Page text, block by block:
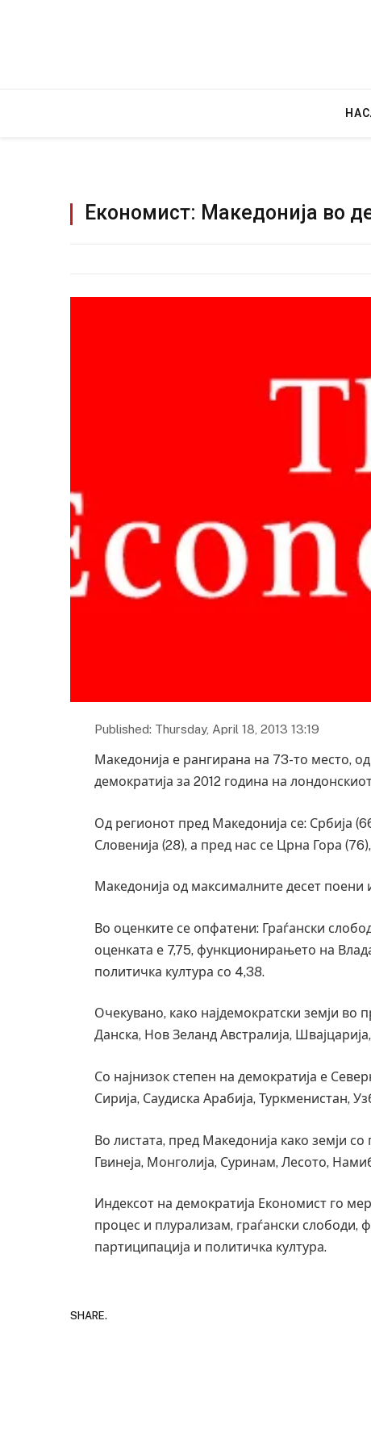
Економист: Македонија во
Published: Thursday, April 18, 2013 13:19
Македонија е рангирана на 73-то место,
демократија за 2012 година на
Од регионот пред Македонија се: Србија
Словенија (28), а пред нас се Црна Гора
Македонија од максималните десет поени
Во оценките се опфатени: Граѓански
оценката е 7,75, функционирањето на
политичка култура со 4,38.
Очекувано, како најдемократски земји во
Данска, Нов Зеланд Австралија,
Со најнизок степен на демократија е
Сирија, Саудиска Арабија, Туркменистан,
Во листата, пред Македонија како земји
Гвинеја, Монголија, Суринам, Лесото,
Индексот на демократија Економист го
процес и плурализам, граѓански слободи,
партиципација и политичка култура.
SHARE.